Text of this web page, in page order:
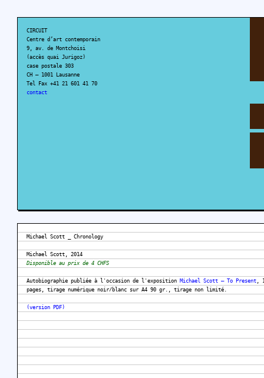
CIRCUIT
Centre d’art contemporain
9, av. de Montchoisi
(accès quai Jurigoz)
case postale 303
CH – 1001 Lausanne
Tel Fax +41 21 601 41 70
contact
Michael Scott _ Chronology
Michael Scott, 2014
Disponible au prix de 4 CHFS
Autobiographie publiée à l'occasion de l'exposition Michael Scott – To Present ,
pages, tirage numérique noir/blanc sur A4 90 gr., tirage non limité.
(version PDF)